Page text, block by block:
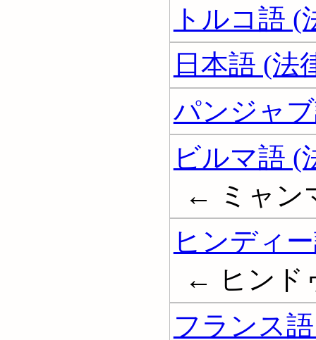
トルコ語 (
日本語 (法
パンジャ
ビルマ語 (
← ミャン
ヒンディ
← ヒンド
フランス